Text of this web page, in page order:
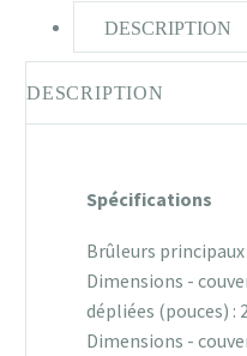
DESCRIPTION
DESCRIPTION
Spécifications
Brûleurs
Dimensions -
dépliées (pouces) :
Dimensions -